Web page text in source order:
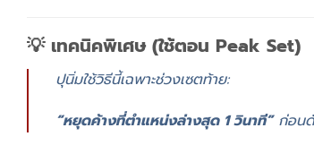
💡 เทคนิคพิเศษ (ใช้ตอน Peak Set)
ปุนิ่มใช้วิธีนี้เฉพาะช่วงเซตท้าย:
“หยุดค้างที่ตำแหน่งล่างสุด 1 วินาที”ก่อนดั